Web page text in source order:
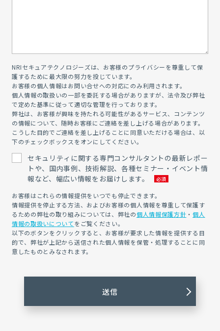
NRIセキュアテクノロジーズは、お客様のプライバシーを尊重して保
護するために最大限の努力を投じています。
お客様の個人情報はお問い合せへの対応にのみ利用されます。
個人情報の取扱いの一部を委託する場合がありますが、法令及び弊社
で定めた基準に従って適切な管理を行っております。
弊社は、お客様が興味を持たれる可能性があるサービス、コンテンツ
の情報について、随時お客様にご連絡を差し上げる場合があります。
こうした目的でご連絡を差し上げることに同意いただける場合は、以
下のチェックボックスをオンにしてください。
セキュリティに関する専門コンサルタントの最新レポー
トや、国内事例、技術解説、各種セミナー・イベント情
報など、幅広い情報をお届けします。
お客様はこれらの情報提供をいつでも停止できます。
情報提供を停止する方法、およびお客様の個人情報を尊重して保護す
るための弊社の取り組みについては、弊社の個人情報保護方針 ・個人
情報の取扱いについてをご覧ください。
以下のボタンをクリックすると、お客様が要求した情報を提供する目
的で、弊社が上記から送信された個人情報を保管・処理することに同
意したものとみなされます。